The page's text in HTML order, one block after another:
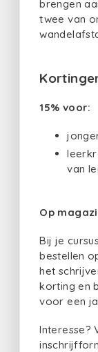
brengen
twee van
15% voor:
van
Op
Bij je
bestellen
het
korting en
voor een
Interesse?